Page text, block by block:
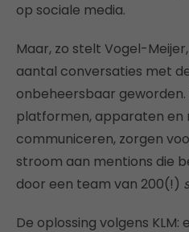
op sociale media.
Maar, zo stelt Vogel-
aantal conversaties met
onbeheersbaar
platformen, apparaten en
communiceren, zorgen
stroom aan mentions die
door een team van 200(!)
De oplossing volgens